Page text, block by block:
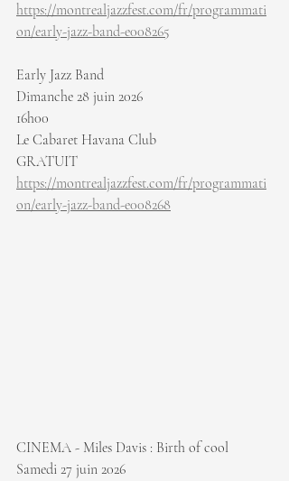
https://montrealjazzfest.com/fr/programmati
on/early-jazz-band-e008265
Early Jazz Band
Dimanche 28 juin 2026
16h00
Le Cabaret Havana Club
GRATUIT
https://montrealjazzfest.com/fr/programmati
on/early-jazz-band-e008268
CINEMA - Miles Davis : Birth of cool
Samedi 27 juin 2026